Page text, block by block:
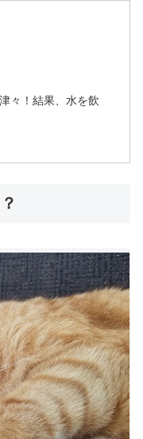
々！結果、水を飲